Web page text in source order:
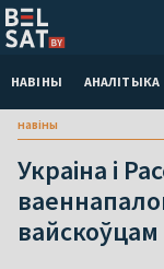
НАВІНЫ АНАЛІТЫКА
навіны
Украіна і